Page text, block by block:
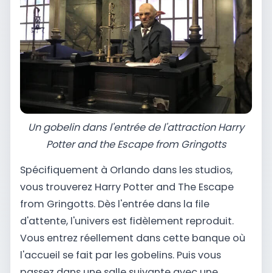
Un gobelin dans l'entrée de l'attraction Harry
Potter and the Escape from Gringotts
Spécifiquement à Orlando dans les studios,
vous trouverez Harry Potter and The Escape
from Gringotts. Dès l'entrée dans la file
d'attente, l'univers est fidèlement reproduit.
Vous entrez réellement dans cette banque où
l'accueil se fait par les gobelins. Puis vous